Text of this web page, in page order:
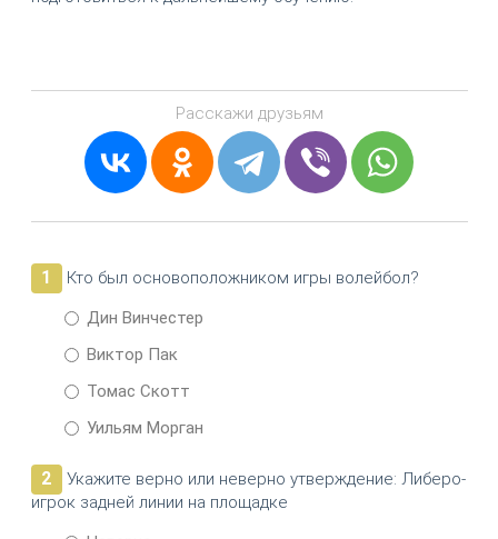
Расскажи друзьям
1
Кто был основоположником игры волейбол?
Дин Винчестер
Виктор Пак
Томас Скотт
Уильям Морган
2
Укажите верно или неверно утверждение: Либеро-
игрок задней линии на площадке